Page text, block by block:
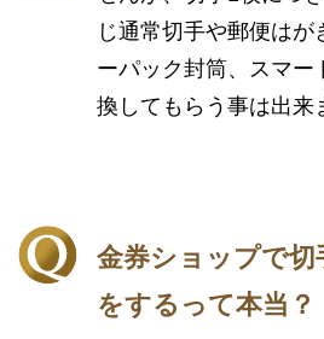
じ通常切手や郵便はが
ーパック封筒、スマー
換してもらう事は出来
金券ショップで
をするって本当？